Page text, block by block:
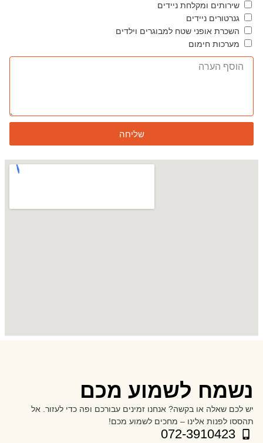
שירותים ומקלחת ניידים
גנרטורים ניידים
השכרת אופני שטח למבוגרים וילדים
מערכות חימום
שליחה
נשמח לשמוע מכם
יש לכם שאלה או בקשה? אנחנו זמינים עבורכם ופה כדי לעזור. אל
תהססו לפנות אלינו – מחכים לשמוע מכם!
072-3910423